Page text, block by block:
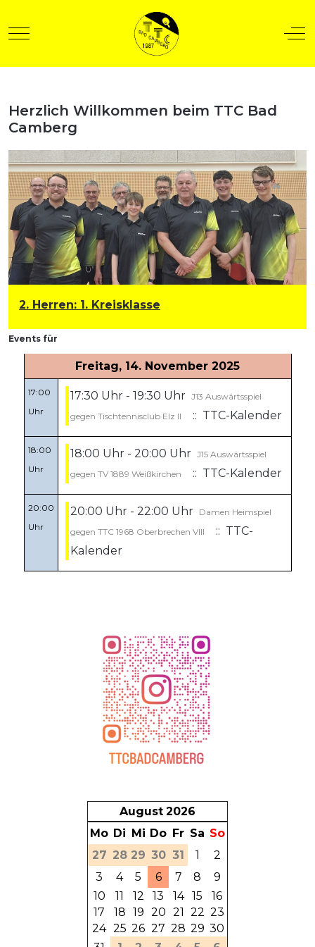
Mobile Menu Toggle
Herzlich Willkommen beim TTC Bad
Camberg
2. Herren: 1. Kreisklasse
Events für
Freitag, 14. November 2025
17:00
Uhr
17:30 Uhr - 19:30 Uhr J13 Auswärtsspiel
gegen Tischtennisclub Elz II
:: TTC-Kalender
18:00
Uhr
18:00 Uhr - 20:00 Uhr J15 Auswärtsspiel
gegen TV 1889 Weißkirchen
:: TTC-Kalender
20:00
Uhr
20:00 Uhr - 22:00 Uhr Damen Heimspiel
gegen TTC 1968 Oberbrechen VIII
:: TTC-
Kalender
August 2026
Mo Di Mi Do Fr Sa So
27 28 29 30 31 1
2
3
4 5 6 7 8
9
10
11 12 13 14 15
16
17
18 19 20 21 22 23
24 25 26 27 28 29 30
anzeigen